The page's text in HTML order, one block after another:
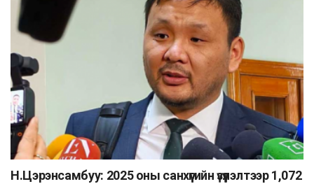
Н.Цэрэнсамбуу: 2025 оны санхүүгийн үзүүлэлтээр 1,072